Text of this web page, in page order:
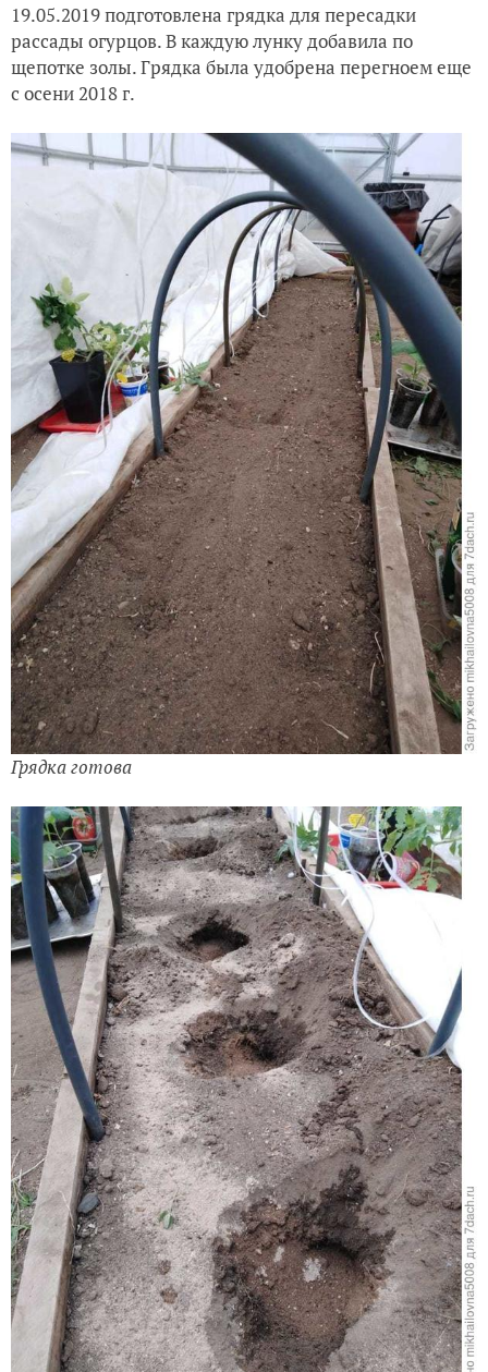
19.05.2019 подготовлена грядка для пересадки
рассады огурцов. В каждую лунку добавила по
щепотке золы. Грядка была удобрена перегноем еще
с осени 2018 г.
Грядка готова